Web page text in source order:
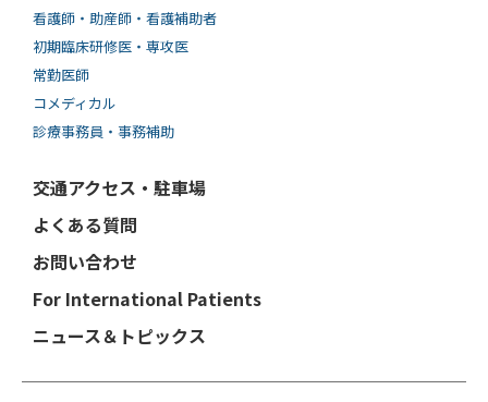
看護師・助産師・看護補助者
初期臨床研修医・専攻医
常勤医師
コメディカル
診療事務員・事務補助
交通アクセス・駐車場
よくある質問
お問い合わせ
For International Patients
ニュース＆トピックス